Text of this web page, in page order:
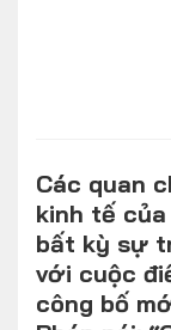
Video
TRA CỨU
HÃNG XE
Các quan
kinh tế
bất kỳ sự
với cuộc
công bố